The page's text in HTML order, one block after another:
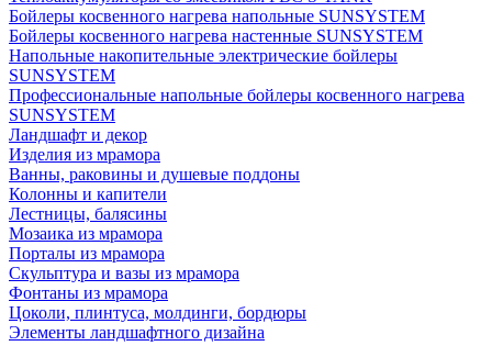
Бойлеры косвенного нагрева напольные SUNSYSTEM
Бойлеры косвенного нагрева настенные SUNSYSTEM
Напольные накопительные электрические бойлеры
SUNSYSTEM
Профессиональные напольные бойлеры косвенного нагрева
SUNSYSTEM
Ландшафт и декор
Изделия из мрамора
Ванны, раковины и душевые поддоны
Колонны и капители
Лестницы, балясины
Мозаика из мрамора
Порталы из мрамора
Скульптура и вазы из мрамора
Фонтаны из мрамора
Цоколи, плинтуса, молдинги, бордюры
Элементы ландшафтного дизайна